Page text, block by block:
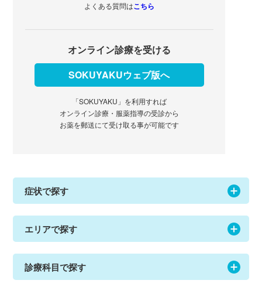
よくある質問はこちら
オンライン診療を受ける
SOKUYAKUウェブ版へ
「SOKUYAKU」を利用すれば
オンライン診療・服薬指導の受診から
お薬を郵送にて受け取る事が可能です
症状で探す
エリアで探す
診療科目で探す